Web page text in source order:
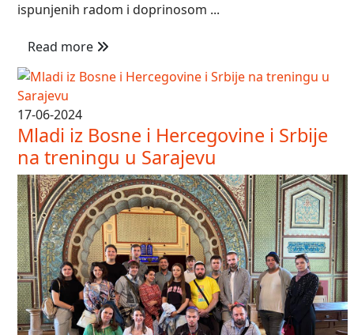
ispunjenih radom i doprinosom ...
Read more
17-06-2024
Mladi iz Bosne i Hercegovine i Srbije
na treningu u Sarajevu